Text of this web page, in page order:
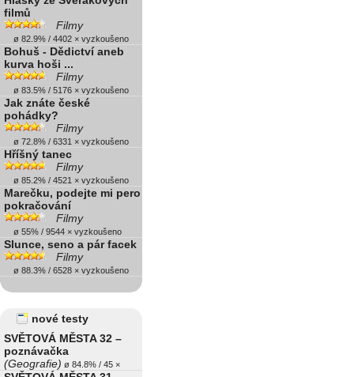
filmů
Filmy
ø 82.9% / 4402 × vyzkoušeno
Bohuš - Dědictví aneb
kurva hoši ...
Filmy
ø 83.5% / 5176 × vyzkoušeno
Jak znáte české
pohádky?
Filmy
ø 72.8% / 6331 × vyzkoušeno
Hříšný tanec
Filmy
ø 85.2% / 4521 × vyzkoušeno
Marečku, podejte mi pero
pokračování
Filmy
ø 55% / 9544 × vyzkoušeno
Slunce, seno a pár facek
Filmy
ø 88.3% / 6528 × vyzkoušeno
nové testy
SVĚTOVÁ MĚSTA 32 –
poznávačka
(Geografie) ø 84.8% / 45 ×